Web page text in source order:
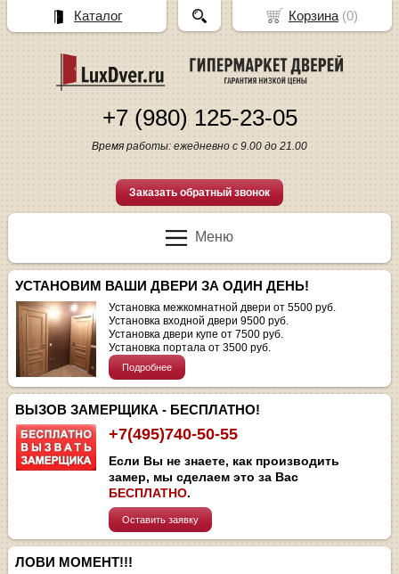
+7 (980) 125-23-05
Время работы: ежедневно с 9.00 до 21.00
Заказать обратный звонок
Меню
УСТАНОВИМ ВАШИ ДВЕРИ ЗА ОДИН ДЕНЬ!
Установка межкомнатной двери от 5500 руб.
Установка входной двери 9500 руб.
Установка двери купе от 7500 руб.
Установка портала от 3500 руб.
Подробнее
ВЫЗОВ ЗАМЕРЩИКА - БЕСПЛАТНО!
+7(495)740-50-55
Если Вы не знаете, как производить
замер, мы сделаем это за Вас
БЕСПЛАТНО.
Оставить заявку
ЛОВИ МОМЕНТ!!!
Корзина(0)
Каталог